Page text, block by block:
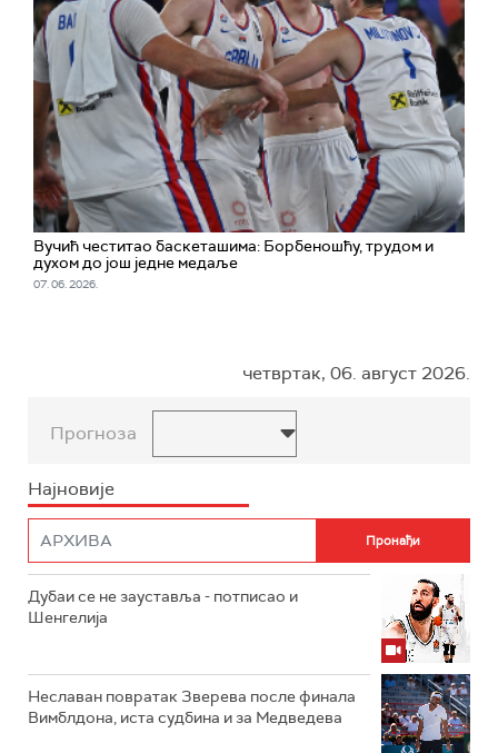
Вучић честитао баскеташима: Борбеношћу, трудом и
духом до још једне медаље
07. 06. 2026.
четвртак, 06. август 2026.
Прогноза
Најновије
Дубаи се не зауставља - потписао и
Шенгелија
Неславан повратак Зверева после финала
Вимблдона, иста судбина и за Медведева